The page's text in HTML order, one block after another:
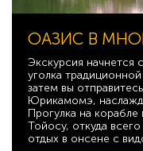
ОАЗИС В
Экскурсия
уголка
затем вы
Юрикамомэ,
Прогулка на
Тойосу, откуда
отдых в онсене с